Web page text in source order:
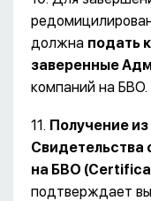
должна подать
заверенные
компаний на БВО.
11. Получение
Свидетельства
на БВО (
подтверждает